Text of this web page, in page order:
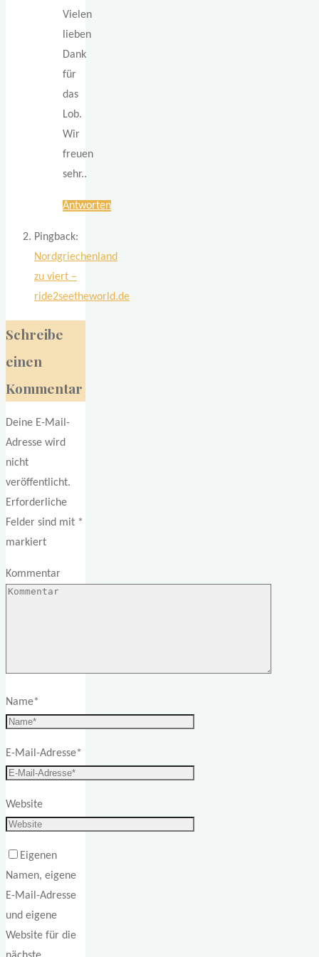
Vielen
lieben
Dank
für
das
Lob.
Wir
freuen
sehr..
Antworten
Pingback:
Nordgriechenland
zu viert –
ride2seetheworld.de
Schreibe
einen
Kommentar
Deine E-Mail-
Adresse wird
nicht
veröffentlicht.
Erforderliche
Felder sind mit *
markiert
Kommentar
Name*
E-Mail-Adresse*
Website
Eigenen
Namen, eigene
E-Mail-Adresse
und eigene
Website für die